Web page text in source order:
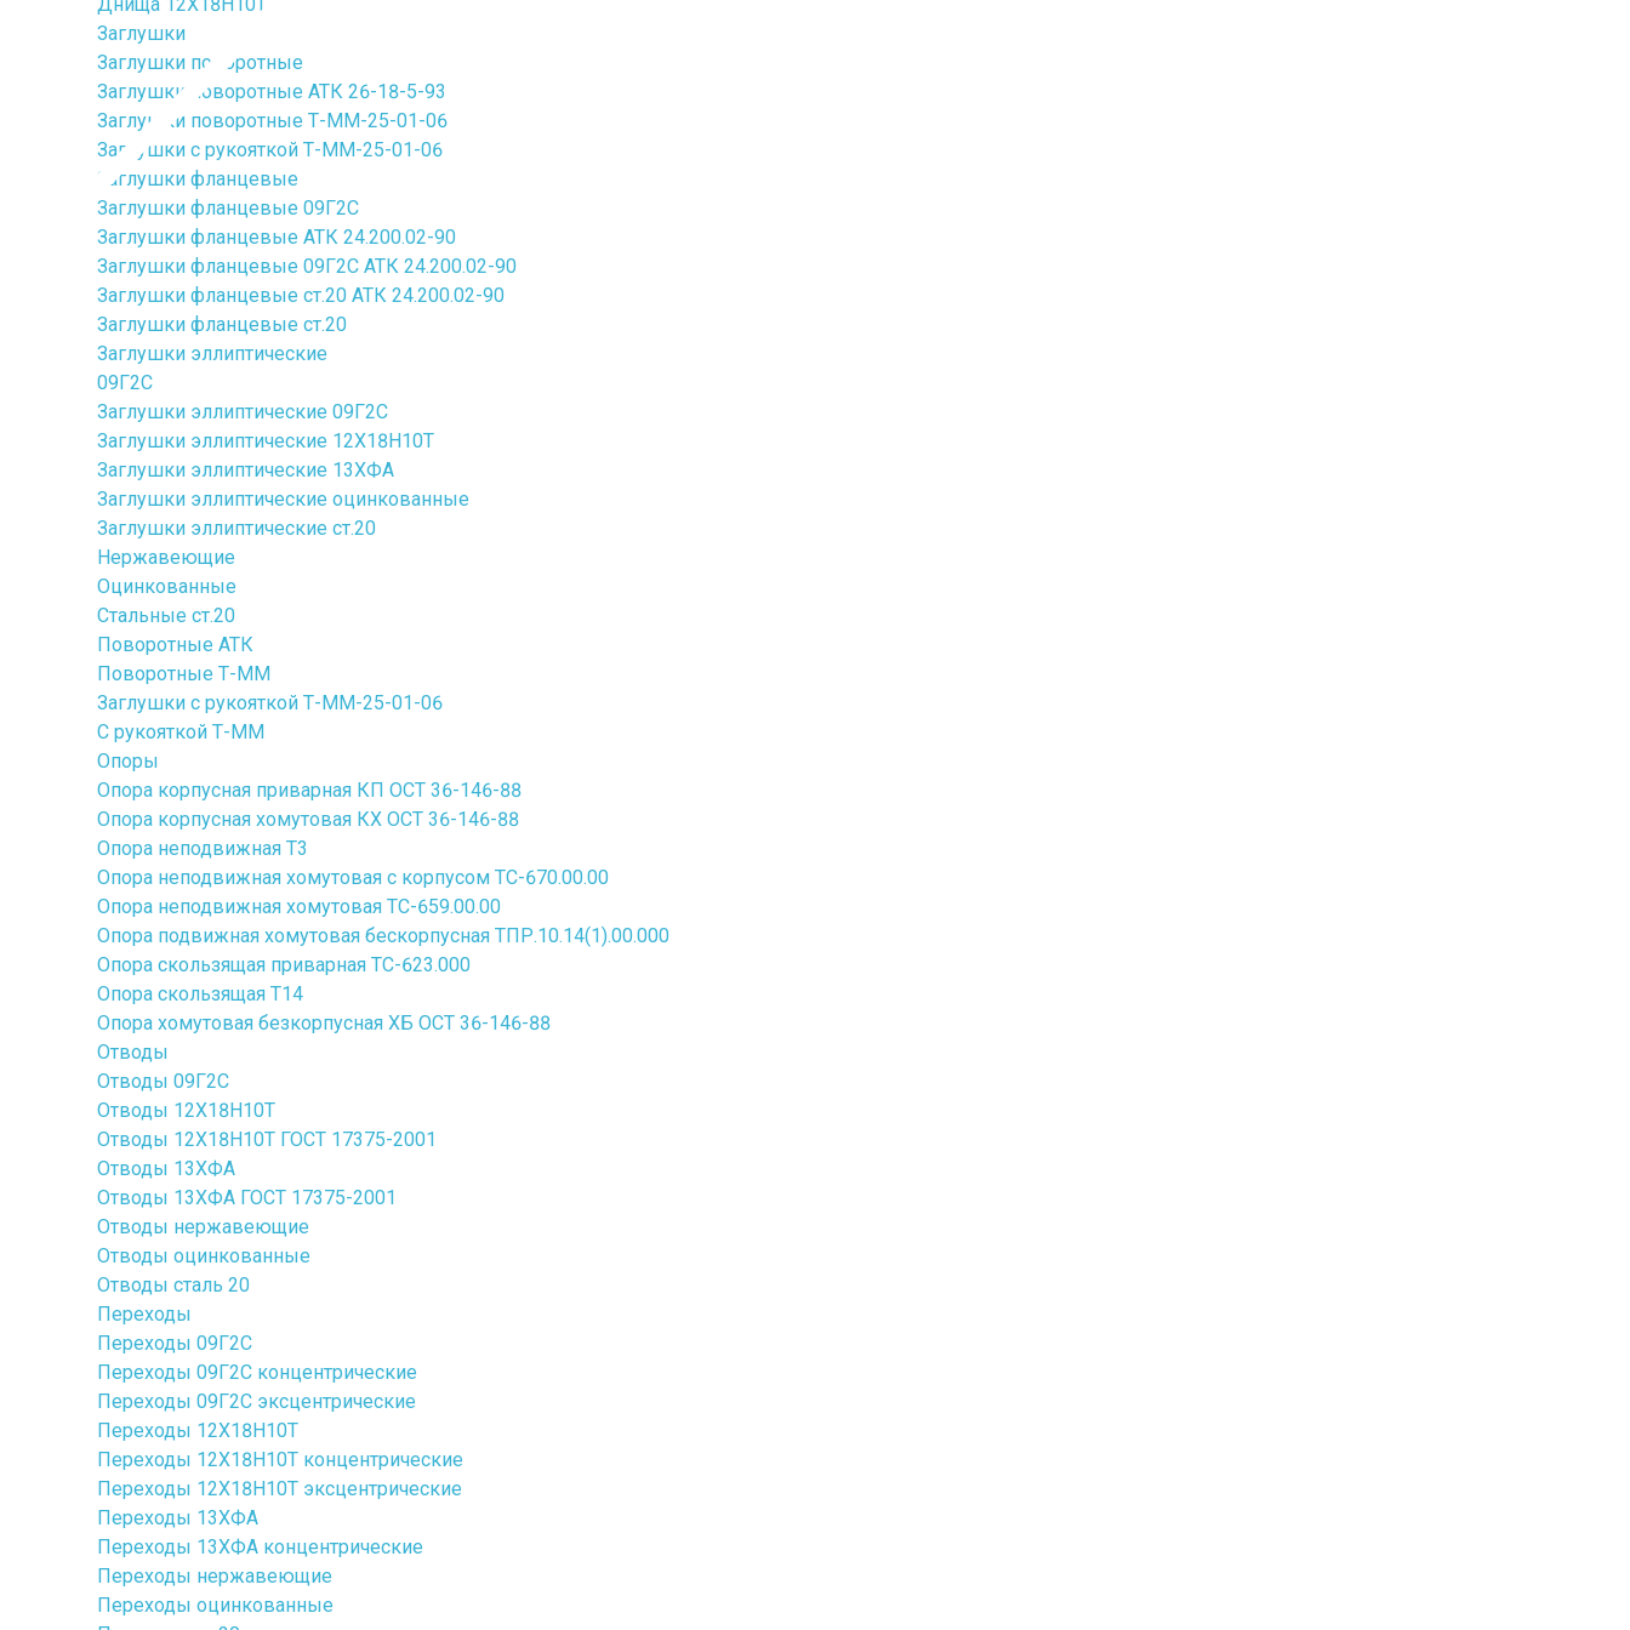
Заглушки
Заглушки поворотные
Заглушки поворотные АТК 26-18-5-93
Заглушки поворотные Т-ММ-25-01-06
Заглушки с рукояткой Т-ММ-25-01-06
Заглушки фланцевые
Заглушки фланцевые 09Г2С
Заглушки фланцевые АТК 24.200.02-90
Заглушки фланцевые 09Г2С АТК 24.200.02-90
Заглушки фланцевые ст.20 АТК 24.200.02-90
Заглушки фланцевые ст.20
Заглушки эллиптические
09Г2С
Заглушки эллиптические 09Г2С
Заглушки эллиптические 12Х18Н10Т
Заглушки эллиптические 13ХФА
Заглушки эллиптические оцинкованные
Заглушки эллиптические ст.20
Нержавеющие
Оцинкованные
Стальные ст.20
Поворотные АТК
Поворотные Т-ММ
Заглушки с рукояткой Т-ММ-25-01-06
С рукояткой Т-ММ
Опоры
Опора корпусная приварная КП ОСТ 36-146-88
Опора корпусная хомутовая КХ ОСТ 36-146-88
Опора неподвижная Т3
Опора неподвижная хомутовая с корпусом ТС-670.00.00
Опора неподвижная хомутовая ТС-659.00.00
Опора подвижная хомутовая бескорпусная ТПР.10.14(1).00.000
Опора скользящая приварная ТС-623.000
Опора скользящая Т14
Опора хомутовая безкорпусная ХБ ОСТ 36-146-88
Отводы
Отводы 09Г2С
Отводы 12Х18Н10Т
Отводы 12Х18Н10Т ГОСТ 17375-2001
Отводы 13ХФА
Отводы 13ХФА ГОСТ 17375-2001
Отводы нержавеющие
Отводы оцинкованные
Отводы сталь 20
Переходы
Переходы 09Г2С
Переходы 09Г2С концентрические
Переходы 09Г2С эксцентрические
Переходы 12Х18Н10Т
Переходы 12Х18Н10Т концентрические
Переходы 12Х18Н10Т эксцентрические
Переходы 13ХФА
Переходы 13ХФА концентрические
Переходы нержавеющие
Переходы оцинкованные